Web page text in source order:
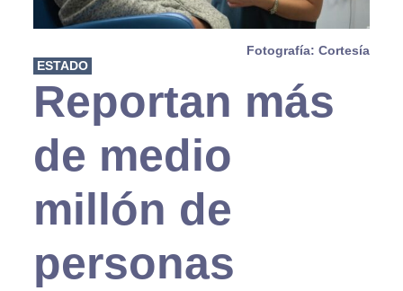
Fotografía: Cortesía
ESTADO
Reportan más
de medio
millón de
personas